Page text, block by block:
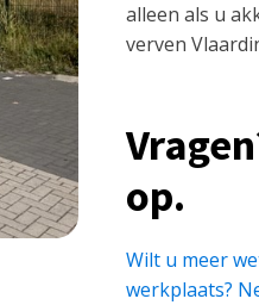
alleen als u
verven
op.
Wilt u meer
werkplaats?